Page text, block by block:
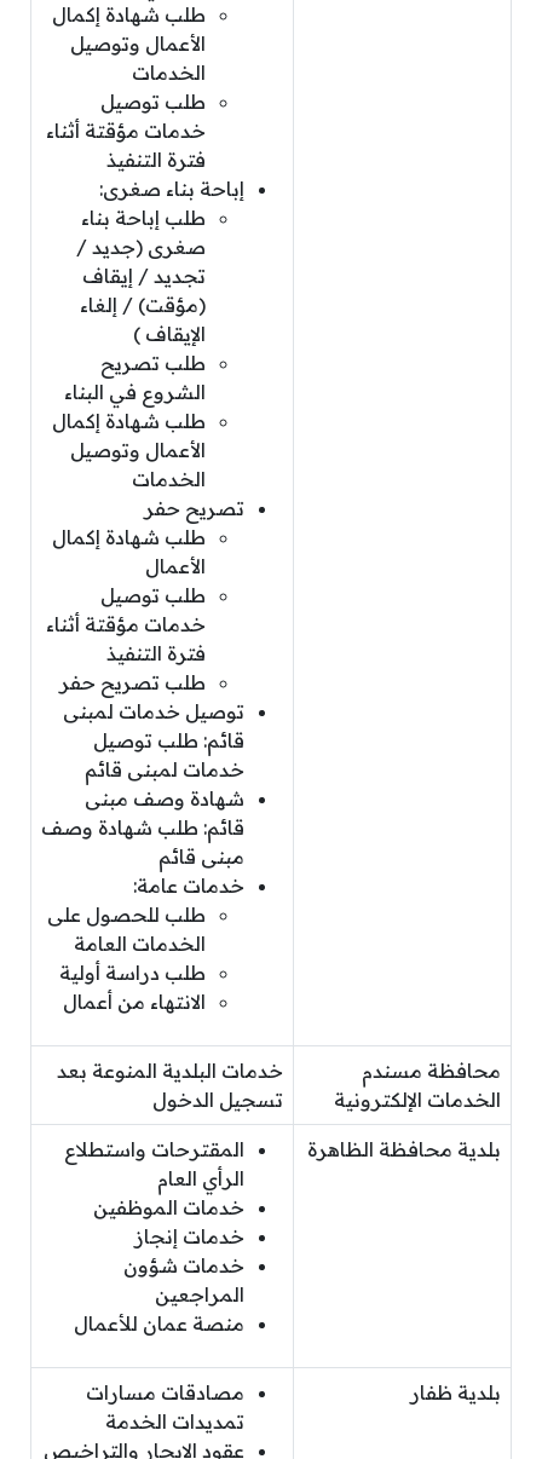
طلب شهادة إكمال
الأعمال وتوصيل
الخدمات
طلب توصيل
خدمات مؤقتة أثناء
فترة التنفيذ
إباحة بناء صغرى:
طلب إباحة بناء
صغرى (جديد /
تجديد / إيقاف
(مؤقت) / إلغاء
الإيقاف )
طلب تصريح
الشروع في البناء
طلب شهادة إكمال
الأعمال وتوصيل
الخدمات
تصريح حفر
طلب شهادة إكمال
الأعمال
طلب توصيل
خدمات مؤقتة أثناء
فترة التنفيذ
طلب تصريح حفر
توصيل خدمات لمبنى
قائم: طلب توصيل
خدمات لمبنى قائم
شهادة وصف مبنى
قائم: طلب شهادة وصف
مبنى قائم
خدمات عامة:
طلب للحصول على
الخدمات العامة
طلب دراسة أولية
الانتهاء من أعمال
محافظة مسندم
الخدمات الإلكترونية
خدمات البلدية المنوعة بعد
تسجيل الدخول
بلدية محافظة الظاهرة
المقترحات واستطلاع
الرأي العام
خدمات الموظفين
خدمات إنجاز
خدمات شؤون
المراجعين
منصة عمان للأعمال
بلدية ظفار
مصادقات مسارات
تمديدات الخدمة
عقود الإيجار والتراخيص